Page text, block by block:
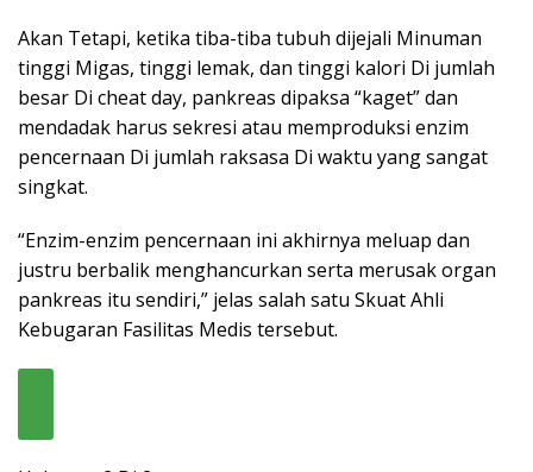
Akan Tetapi, ketika tiba-tiba tubuh dijejali Minuman
tinggi Migas, tinggi lemak, dan tinggi kalori Di jumlah
besar Di cheat day, pankreas dipaksa “kaget” dan
mendadak harus sekresi atau memproduksi enzim
pencernaan Di jumlah raksasa Di waktu yang sangat
singkat.
“Enzim-enzim pencernaan ini akhirnya meluap dan
justru berbalik menghancurkan serta merusak organ
pankreas itu sendiri,” jelas salah satu Skuat Ahli
Kebugaran Fasilitas Medis tersebut.